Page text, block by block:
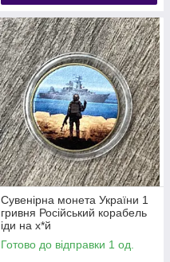
Сувенірна монета України 1
гривня Російський корабель
іди на х*й
Готово до відправки 1 од.